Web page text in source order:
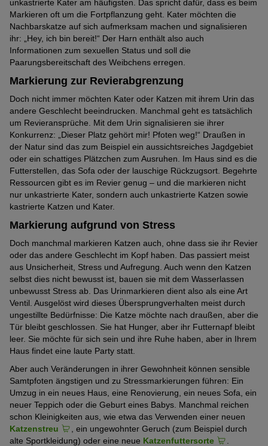
unkastrierte Kater am häufigsten. Das spricht dafür, dass es beim
Markieren oft um die Fortpflanzung geht. Kater möchten die
Nachbarskatze auf sich aufmerksam machen und signalisieren
ihr: „Hey, ich bin bereit!“ Der Harn enthält also auch
Informationen zum sexuellen Status und soll die
Paarungsbereitschaft des Weibchens erregen.
Markierung zur Revierabgrenzung
Doch nicht immer möchten Kater oder Katzen mit ihrem Urin das
andere Geschlecht beeindrucken. Manchmal geht es tatsächlich
um Revieransprüche. Mit dem Urin signalisieren sie ihrer
Konkurrenz: „Dieser Platz gehört mir! Pfoten weg!“ Draußen in
der Natur sind das zum Beispiel ein aussichtsreiches Jagdgebiet
oder ein schattiges Plätzchen zum Ausruhen. Im Haus sind es die
Futterstellen, das Sofa oder der lauschige Rückzugsort. Begehrte
Ressourcen gibt es im Revier genug – und die markieren nicht
nur unkastrierte Kater, sondern auch unkastrierte Katzen sowie
kastrierte Katzen und Kater.
Markierung aufgrund von Stress
Doch manchmal markieren Katzen auch, ohne dass sie ihr Revier
oder das andere Geschlecht im Kopf haben. Das passiert meist
aus Unsicherheit, Stress und Aufregung. Auch wenn den Katzen
selbst dies nicht bewusst ist, bauen sie mit dem Wasserlassen
unbewusst Stress ab. Das Urinmarkieren dient also als eine Art
Ventil. Ausgelöst wird dieses Übersprungverhalten meist durch
ungestillte Bedürfnisse: Die Katze möchte nach draußen, aber die
Tür bleibt geschlossen. Sie hat Hunger, aber ihr Futternapf bleibt
leer. Sie möchte für sich sein und ihre Ruhe haben, aber in Ihrem
Haus findet eine laute Party statt.
Aber auch Veränderungen in ihrer Gewohnheit können sensible
Samtpfoten ängstigen und zu Stressmarkierungen führen: Ein
Umzug in ein neues Haus, eine Renovierung, ein neues Sofa, ein
neuer Teppich oder die Geburt eines Babys. Manchmal reichen
schon Kleinigkeiten aus, wie etwa das Verwenden einer neuen
Katzenstreu
, ein ungewohnter Geruch (zum Beispiel durch
alte Sportkleidung) oder eine neue Katzenfuttersorte